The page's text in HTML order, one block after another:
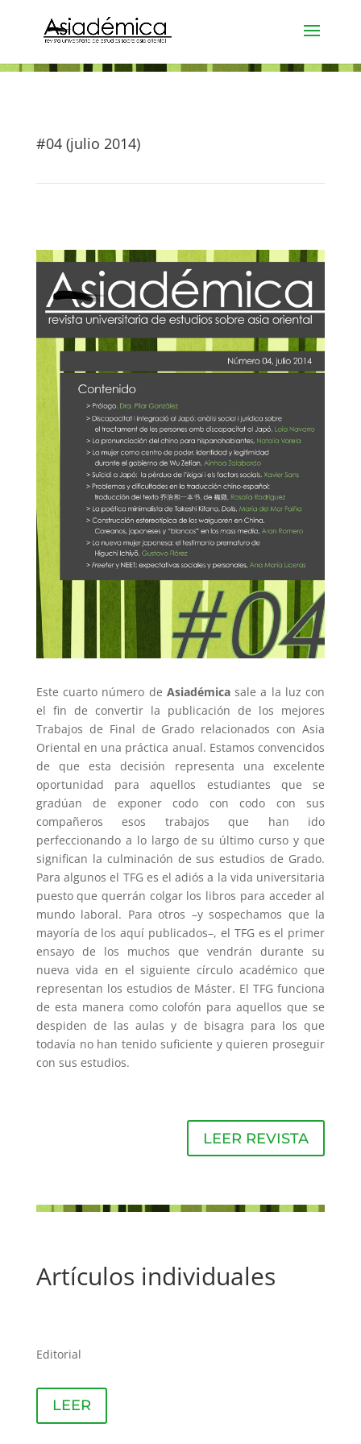
#04 (julio 2014)
Este cuarto número de Asiadémicasale a la luz con
el fin de convertir la publicación de los mejores
Trabajos de Final de Grado relacionados con Asia
Oriental en una práctica anual. Estamos convencidos
de que esta decisión representa una excelente
oportunidad para aquellos estudiantes que se
gradúan de exponer codo con codo con sus
compañeros esos trabajos que han ido
perfeccionando a lo largo de su último curso y que
significan la culminación de sus estudios de Grado.
Para algunos el TFG es el adiós a la vida universitaria
puesto que querrán colgar los libros para acceder al
mundo laboral. Para otros –y sospechamos que la
mayoría de los aquí publicados–, el TFG es el primer
ensayo de los muchos que vendrán durante su
nueva vida en el siguiente círculo académico que
representan los estudios de Máster. El TFG funciona
de esta manera como colofón para aquellos que se
despiden de las aulas y de bisagra para los que
todavía no han tenido suficiente y quieren proseguir
con sus estudios.
LEER REVISTA
Artículos individuales
Editorial
LEER